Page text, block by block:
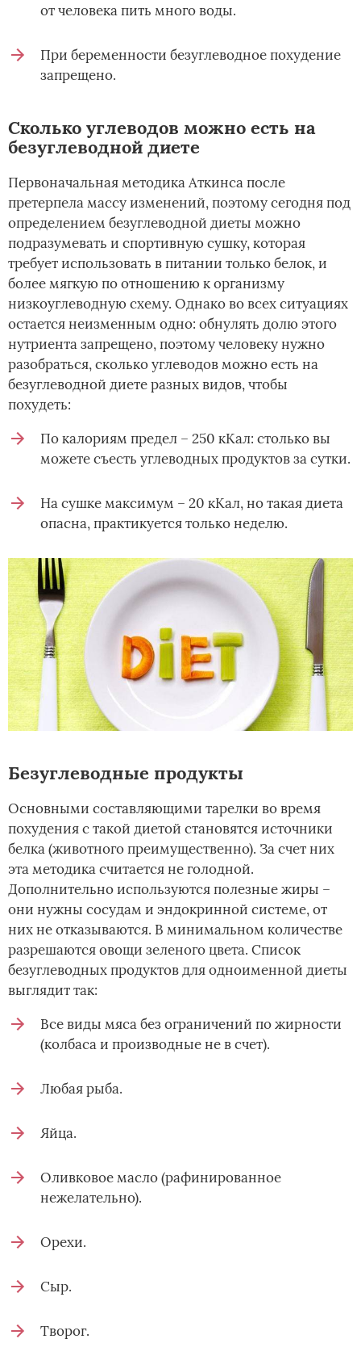
от человека пить много воды.
При беременности безуглеводное похудение
запрещено.
Сколько углеводов можно есть на
безуглеводной диете
Первоначальная методика Аткинса после
претерпела массу изменений, поэтому сегодня под
определением безуглеводной диеты можно
подразумевать и спортивную сушку, которая
требует использовать в питании только белок, и
более мягкую по отношению к организму
низкоуглеводную схему. Однако во всех ситуациях
остается неизменным одно: обнулять долю этого
нутриента запрещено, поэтому человеку нужно
разобраться, сколько углеводов можно есть на
безуглеводной диете разных видов, чтобы
похудеть:
По калориям предел – 250 кКал: столько вы
можете съесть углеводных продуктов за сутки.
На сушке максимум – 20 кКал, но такая диета
опасна, практикуется только неделю.
Безуглеводные продукты
Основными составляющими тарелки во время
похудения с такой диетой становятся источники
белка (животного преимущественно). За счет них
эта методика считается не голодной.
Дополнительно используются полезные жиры –
они нужны сосудам и эндокринной системе, от
них не отказываются. В минимальном количестве
разрешаются овощи зеленого цвета. Список
безуглеводных продуктов для одноименной диеты
выглядит так:
Все виды мяса без ограничений по жирности
(колбаса и производные не в счет).
Любая рыба.
Яйца.
Оливковое масло (рафинированное
нежелательно).
Орехи.
Сыр.
Творог.